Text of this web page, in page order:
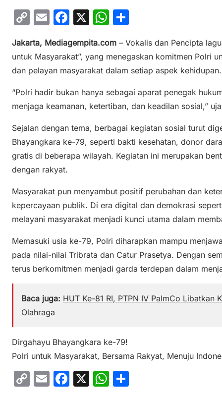
C
p
y
Li
n
k
E
ai
l
F
c
e
b
o
o
k
X
W
at
s
A
p
p
ar
e
Jakarta, Mediagempita.com – Vokalis dan Pencipta
untuk Masyarakat”, yang menegaskan komitmen Polri
dan pelayan masyarakat dalam setiap aspek kehidupan.
“Polri hadir bukan hanya sebagai aparat penegak
menjaga keamanan, ketertiban, dan keadilan sosial,”
Sejalan dengan tema, berbagai kegiatan sosial turut
Bhayangkara ke-79, seperti bakti kesehatan, donor
gratis di beberapa wilayah. Kegiatan ini merupakan
dengan rakyat.
Masyarakat pun menyambut positif perubahan dan
kepercayaan publik. Di era digital dan demokrasi
melayani masyarakat menjadi kunci utama dalam
Memasuki usia ke-79, Polri diharapkan mampu
pada nilai-nilai Tribrata dan Catur Prasetya. Dengan
terus berkomitmen menjadi garda terdepan dalam
Baca juga: HUT Ke-81 RI, PTPN IV PalmCo Libatkan
Olahraga
Dirgahayu Bhayangkara ke-79!
Polri untuk Masyarakat, Bersama Rakyat, Menuju
C
E
F
X
W